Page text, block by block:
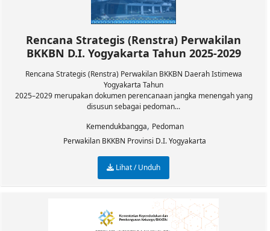
Rencana Strategis (Renstra) Perwakilan
BKKBN D.I. Yogyakarta Tahun 2025-2029
Rencana Strategis (Renstra) Perwakilan BKKBN Daerah Istimewa
Yogyakarta Tahun
2025–2029 merupakan dokumen perencanaan jangka menengah yang
disusun sebagai pedoman...
Kemendukbangga, Pedoman
Perwakilan BKKBN Provinsi D.I. Yogyakarta
Lihat / Unduh